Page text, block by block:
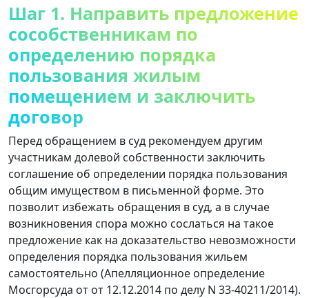
Шаг 1. Направить предложение
сособственникам по
определению порядка
пользования жилым
помещением и заключить
договор
Перед обращением в суд рекомендуем другим
участникам долевой собственности заключить
соглашение об определении порядка пользования
общим имуществом в письменной форме. Это
позволит избежать обращения в суд, а в случае
возникновения спора можно сослаться на такое
предложение как на доказательство невозможности
определения порядка пользования жильем
самостоятельно (Апелляционное определение
Мосгорсуда от от 12.12.2014 по делу N 33-40211/2014).